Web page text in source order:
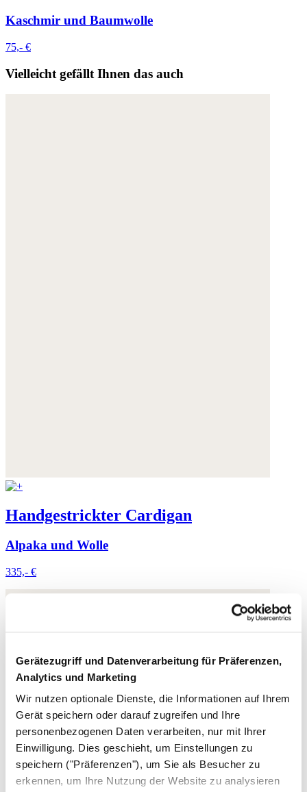
Gerätezugriff und Datenverarbeitung für Präferenzen,
Analytics und Marketing
Wir nutzen optionale Dienste, die Informationen auf Ihrem
Gerät speichern oder darauf zugreifen und Ihre
personenbezogenen Daten verarbeiten, nur mit Ihrer
Einwilligung. Dies geschieht, um Einstellungen zu
speichern ("Präferenzen"), um Sie als Besucher zu
erkennen, um Ihre Nutzung der Website zu analysieren
Kaschmir und Baumwolle
75,- €
Vielleicht gefällt Ihnen das auch
Handgestrickter Cardigan
Alpaka und Wolle
335,- €